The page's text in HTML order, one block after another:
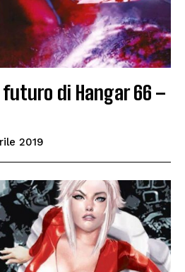
di Hangar 66 –
2019